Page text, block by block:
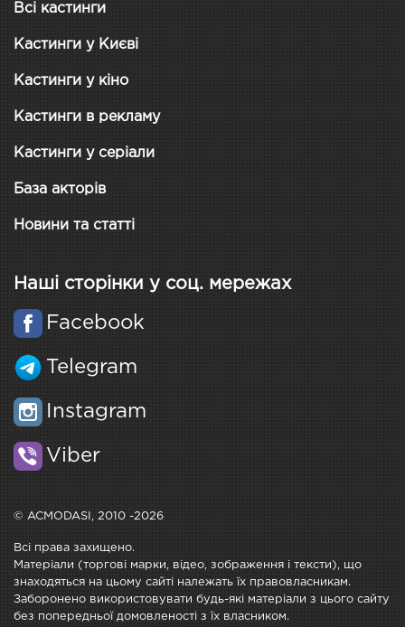
Всі кастинги
Кастинги у Києві
Кастинги у кіно
Кастинги в рекламу
Кастинги у серіали
База акторів
Новини та статті
Наші сторінки у соц. мережах
Facebook
Telegram
Instagram
Viber
© ACMODASI, 2010 -2026
Всі права захищено.
Матеріали (торгові марки, відео, зображення і тексти), що
знаходяться на цьому сайті належать їх правовласникам.
Заборонено використовувати будь-які матеріали з цього сайту
без попередньої домовленості з їх власником.